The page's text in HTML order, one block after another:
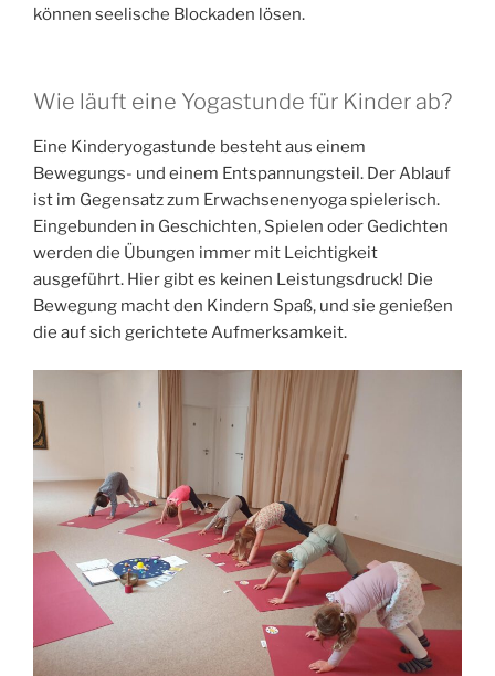
können seelische Blockaden lösen.
Wie läuft eine Yogastunde für Kinder ab?
Eine Kinderyogastunde besteht aus einem
Bewegungs- und einem Entspannungsteil. Der Ablauf
ist im Gegensatz zum Erwachsenenyoga spielerisch.
Eingebunden in Geschichten, Spielen oder Gedichten
werden die Übungen immer mit Leichtigkeit
ausgeführt. Hier gibt es keinen Leistungsdruck! Die
Bewegung macht den Kindern Spaß, und sie genießen
die auf sich gerichtete Aufmerksamkeit.